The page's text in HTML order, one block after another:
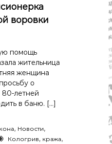
р
а
а
"
К
о
о
м
ы
К
о
с
о
м
воровки
помощь
жительница
женщина
о
летней
в баню. […]
, Новости,
Кологрив, кража,